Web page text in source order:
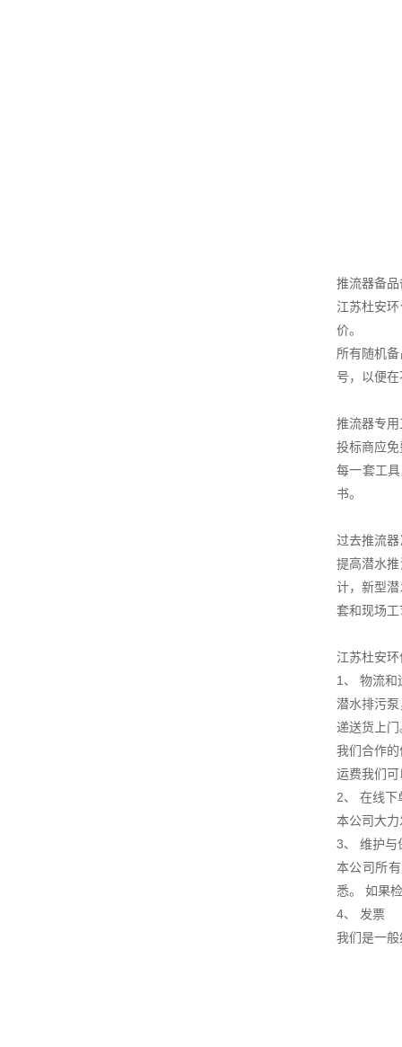
推流器备品
江苏杜安
价。
所有随机
号，以便
推流器专用
投标商应
每一套工
书。
过去推流
提高潜水
计，新型
套和现场
江苏杜安
1、 物流和
潜水排污
递送货上门
我们合作
运费我们
2、 在线下
本公司大
3、 维护与
本公司所
悉。 如果
4、 发票
我们是一